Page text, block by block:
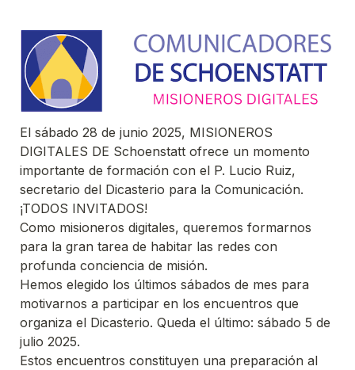
El sábado 28 de junio 2025, MISIONEROS
DIGITALES DE Schoenstatt ofrece un momento
importante de formación con el P. Lucio Ruiz,
secretario del Dicasterio para la Comunicación.
¡TODOS INVITADOS!
Como misioneros digitales, queremos formarnos
para la gran tarea de habitar las redes con
profunda conciencia de misión.
Hemos elegido los últimos sábados de mes para
motivarnos a participar en los encuentros que
organiza el Dicasterio. Queda el último: sábado 5 de
julio 2025.
Estos encuentros constituyen una preparación al